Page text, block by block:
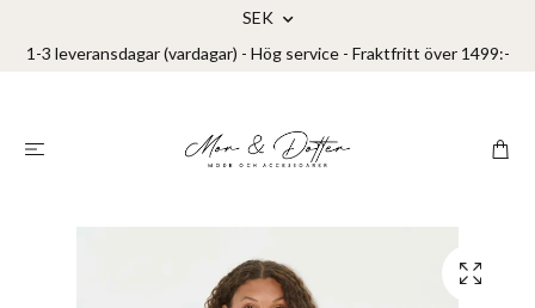
SEK
1-3 leveransdagar (vardagar) - Hög service - Fraktfritt över 1499:-